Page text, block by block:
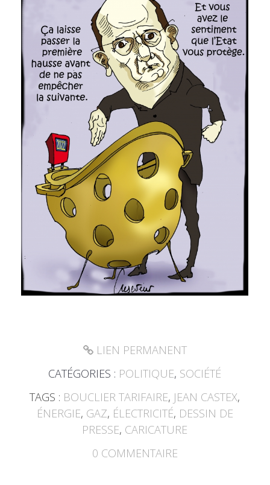
LIEN PERMANENT
CATÉGORIES : POLITIQUE, SOCIÉTÉ
TAGS : BOUCLIER TARIFAIRE, JEAN CASTEX,
ÉNERGIE, GAZ, ÉLECTRICITÉ, DESSIN DE
PRESSE, CARICATURE
0 COMMENTAIRE